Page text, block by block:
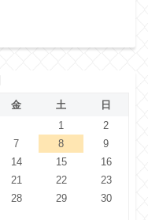
金 土
日
1
2
7 8
9
14 15
16
21 22
23
28 29
30